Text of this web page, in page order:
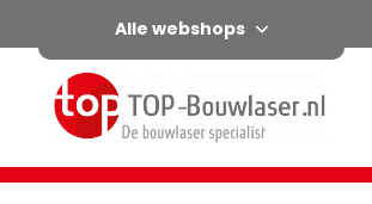
Alle webshops
Afschot